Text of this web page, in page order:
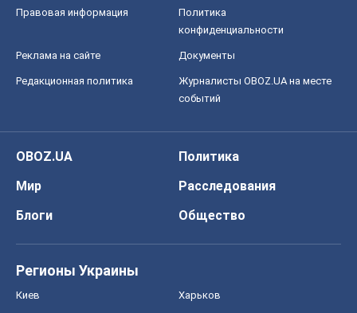
Правовая информация
Политика
конфиденциальности
Реклама на сайте Документы
Редакционная политика
Журналисты OBOZ.UA на месте
событий
OBOZ.UA
Политика
Мир
Расследования
Блоги
Общество
Регионы Украины
Киев Харьков